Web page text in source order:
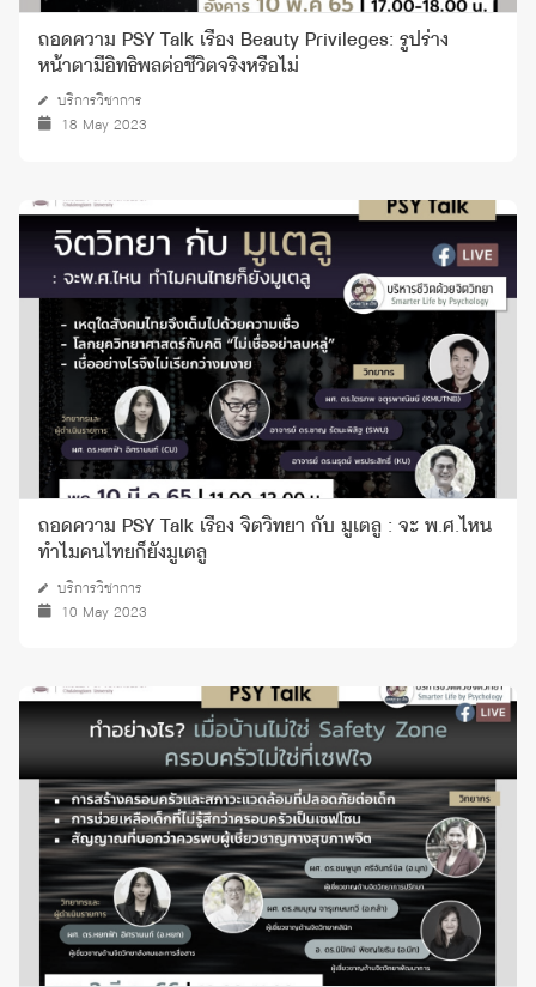
ถอดความ PSY Talk เรื่อง Beauty Privileges: รูปร่าง
หน้าตามีอิทธิพลต่อชีวิตจริงหรือไม่
บริการวิชาการ
18 May 2023
ถอดความ PSY Talk เรื่อง จิตวิทยา กับ มูเตลู : จะ พ.ศ.ไหน
ทำไมคนไทยก็ยังมูเตลู
บริการวิชาการ
10 May 2023